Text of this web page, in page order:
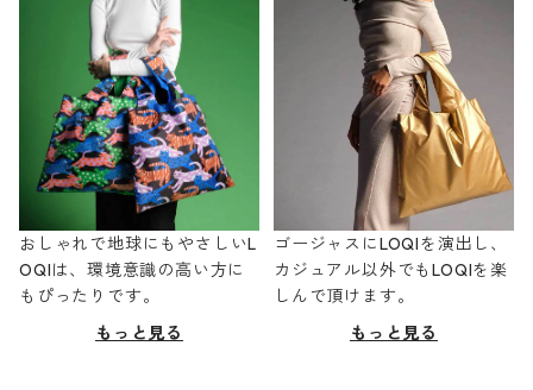
おしゃれで地球にもやさしいL
OQIは、環境意識の高い方に
もぴったりです。
もっと見る
ゴージャスにLOQIを演出し、
カジュアル以外でもLOQIを楽
しんで頂けます。
もっと見る